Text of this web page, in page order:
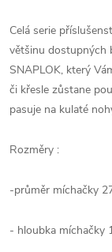
Celá serie
většinu dostupných
SNAPLOK, který
či křesle zůstane
pasuje na kulaté
Rozměry :
-průměr míchačky
- hloubka míchačky